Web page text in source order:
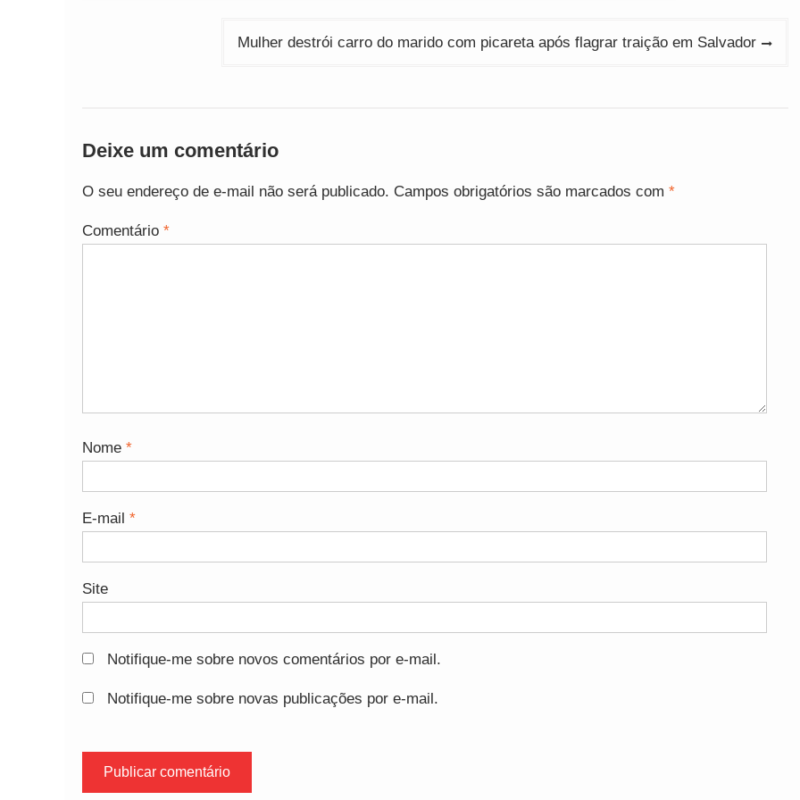
Mulher destrói carro do marido com picareta após flagrar traição em Salvador
Deixe um comentário
O seu endereço de e-mail não será publicado. Campos obrigatórios são marcados com *
Comentário *
Nome *
E-mail *
Site
Notifique-me sobre novos comentários por e-mail.
Notifique-me sobre novas publicações por e-mail.